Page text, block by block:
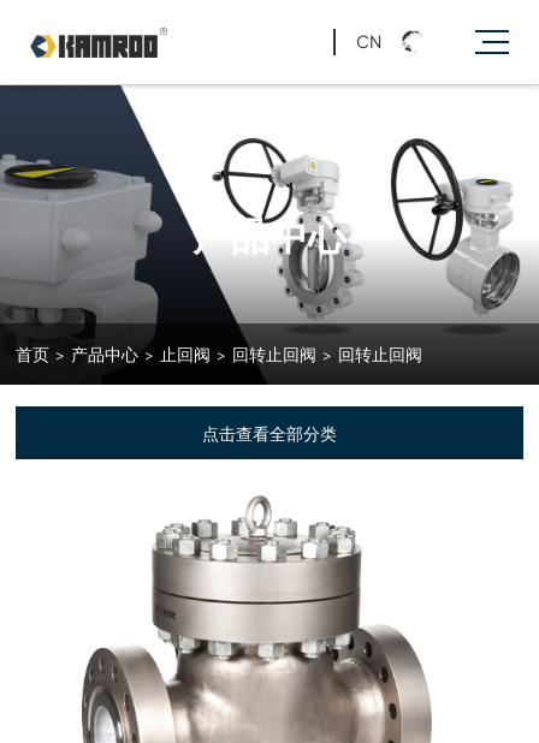
CN
产品中心
首页 > 产品中心 > 止回阀 > 回转止回阀 > 回转止回阀
点击查看全部分类